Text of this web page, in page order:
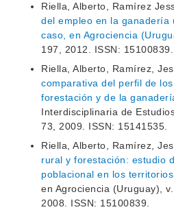
Riella, Alberto, Ramírez
del empleo en la ganadería
caso, en Agrociencia
197, 2012. ISSN: 15100839.
Riella, Alberto, Ramírez,
comparativa del perfil de
forestación y de la
Interdisciplinaria de
73, 2009. ISSN: 15141535.
Riella, Alberto, Ramírez,
rural y forestación: estudio
poblacional en los
en Agrociencia (Uruguay),
2008. ISSN: 15100839.